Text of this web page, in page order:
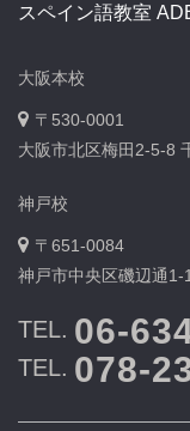
スペイン語教室
大阪本校
〒530-0001
大阪市北区梅田2-5-8
神戸校
〒651-0084
神戸市中央区磯辺通
TEL. 06-
TEL. 078-